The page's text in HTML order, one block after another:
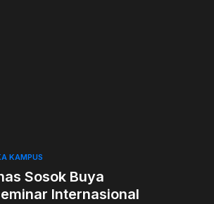
KAMPUS
Sosok Buya
Internasional